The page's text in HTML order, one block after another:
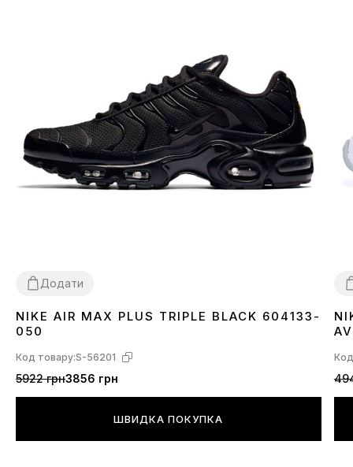
Додати
3637 38 39 404142 434445
NIKE AIR MAX PLUS TRIPLE BLACK 604133-
050
Код товару:S-56201
5922 грн3856 грн
ШВИДКА ПОКУПКА